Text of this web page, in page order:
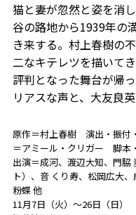
猫と妻が忽然と姿を消
谷の路地から1939年の
き来する。村上春樹の
二なキテレツを描いて
評判となった舞台が帰
リアスな声と、大友良
原作＝村上春樹 演出・振付
＝アミール・クリガー 脚本
出演＝成河、渡辺大知、門脇
ト）、音 くり寿、松岡広大
粉蝶 他
11月7日（火）～26日（日